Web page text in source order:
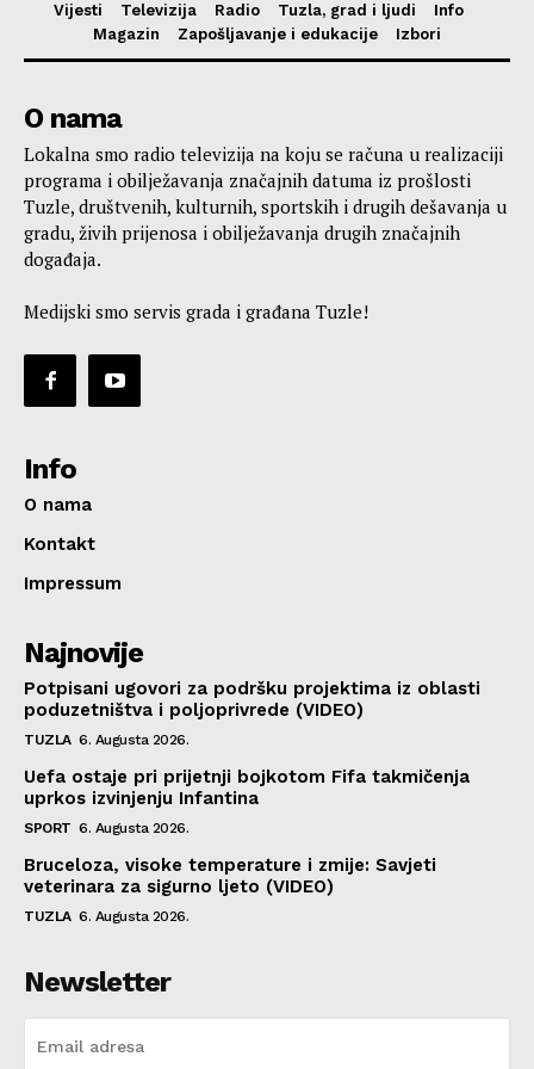
Vijesti Televizija Radio Tuzla, grad i ljudi
Info
Magazin
Zapošljavanje i edukacije Izbori
O nama
Lokalna smo radio televizija na koju se računa u realizaciji
programa i obilježavanja značajnih datuma iz prošlosti
Tuzle, društvenih, kulturnih, sportskih i drugih dešavanja u
gradu, živih prijenosa i obilježavanja drugih značajnih
događaja.
Medijski smo servis grada i građana Tuzle!
Info
O nama
Kontakt
Impressum
Najnovije
Potpisani ugovori za podršku projektima iz oblasti
poduzetništva i poljoprivrede (VIDEO)
TUZLA 6. Augusta 2026.
Uefa ostaje pri prijetnji bojkotom Fifa takmičenja
uprkos izvinjenju Infantina
SPORT 6. Augusta 2026.
Bruceloza, visoke temperature i zmije: Savjeti
veterinara za sigurno ljeto (VIDEO)
TUZLA 6. Augusta 2026.
Newsletter